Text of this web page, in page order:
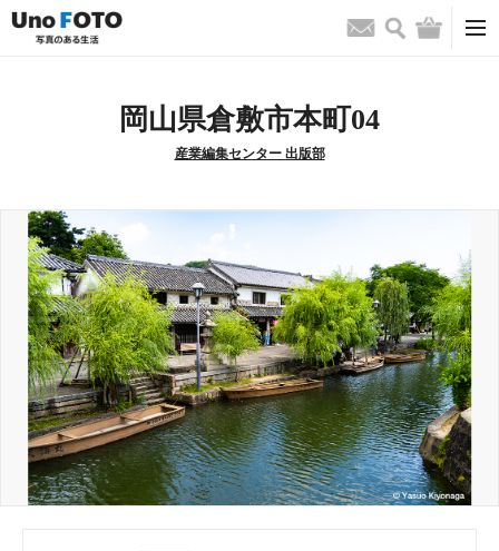
お問い合わせ
検索 バッグ
岡山県倉敷市本町04
産業編集センター 出版部